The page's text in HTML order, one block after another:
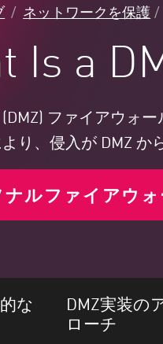
Orchestration
プライアンス
リティ管理
ション
理
ン
メントサービス
ネットワークを保護
Is a
ファイアウォ
り、侵入が DMZ
ルファイアウ
な
DMZ実装の
ローチ